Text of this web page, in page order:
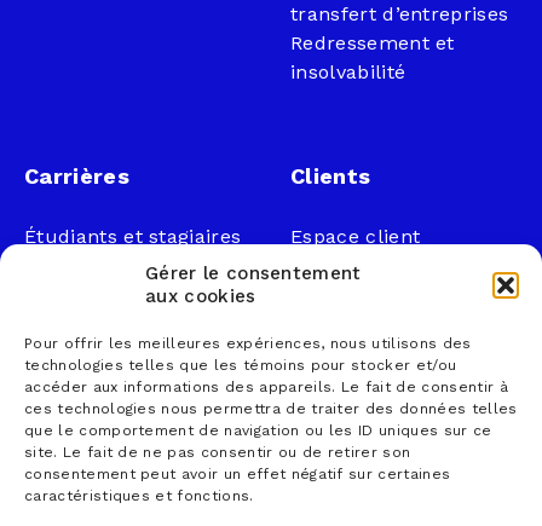
Gérer le consentement
aux cookies
Pour offrir les meilleures expériences, nous utilisons des
technologies telles que les témoins pour stocker et/ou
accéder aux informations des appareils. Le fait de consentir à
ces technologies nous permettra de traiter des données telles
que le comportement de navigation ou les ID uniques sur ce
site. Le fait de ne pas consentir ou de retirer son
consentement peut avoir un effet négatif sur certaines
caractéristiques et fonctions.
transfert d’entreprises
Redressement et
insolvabilité
Carrières
Étudiants et stagiaires
Professionnels
Nous joindre
1 866 833-2114 (sans
frais)
courrier@lemieuxnolet
.ca
Contactez un syndic
Trouver un bureau
Clients
Espace client
Légal
Loi sur la faillite et
l’insolvabilité
Politique de
confidentialité
Politique sur la